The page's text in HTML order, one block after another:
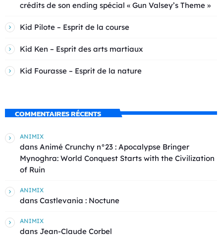
crédits de son ending spécial « Gun Valsey’s Theme »
Kid Pilote – Esprit de la course
Kid Ken – Esprit des arts martiaux
Kid Fourasse – Esprit de la nature
COMMENTAIRES RÉCENTS
ANIMIX
dans Animé Crunchy n°23 : Apocalypse Bringer
Mynoghra: World Conquest Starts with the Civilization
of Ruin
ANIMIX
dans Castlevania : Noctune
ANIMIX
dans Jean-Claude Corbel